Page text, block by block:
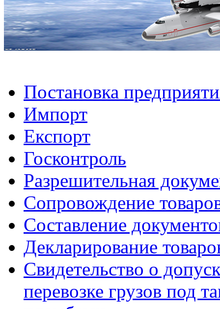
Постановка
Импорт
Експорт
Госконтроль
Разрешительная
Сопровождение
Составление
Декларирование
Свидетельство о
перевозке грузов под